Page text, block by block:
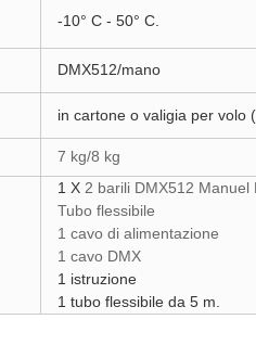
-10° C - 50° C.
DMX512/mano
in cartone o valigia per volo
7 kg/8 kg
1 X2 barili DMX512 Manuel
Tubo flessibile
1 cavo di alimentazione
1 cavo DMX
1 istruzione
1 tubo flessibile da 5 m.